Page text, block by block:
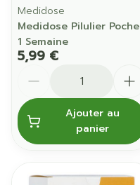
Medidose
Medidose Pilulier Poche
1 Semaine
5,99 €
Ajouter au
panier